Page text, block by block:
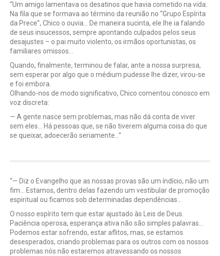
“Um amigo lamentava os desatinos que havia cometido na vida.
Na fila que se formava ao término da reunião no “Grupo Espírita
da Prece”, Chico o ouvia… De maneira sucinta, ele lhe ia falando
de seus insucessos, sempre apontando culpados pelos seus
desajustes – o pai muito violento, os irmãos oportunistas, os
familiares omissos…
Quando, finalmente, terminou de falar, ante a nossa surpresa,
sem esperar por algo que o médium pudesse lhe dizer, virou-se
e foi embora.
Olhando-nos de modo significativo, Chico comentou conosco em
voz discreta:
— A gente nasce sem problemas, mas não dá conta de viver
sem eles… Há pessoas que, se não tiverem alguma coisa do que
se queixar, adoecerão seriamente…”
“— Diz o Evangelho que as nossas provas são um índício, não um
fim… Estamos, dentro delas fazendo um vestibular de promoção
espiritual ou ficamos sob determinadas dependências…
O nosso espírito tem que estar ajustado às Leis de Deus.
Paciência operosa, esperança ativa não são simples palavras…
Podemos estar sofrendo, estar aflitos, mas, se estamos
desesperados, criando problemas para os outros com os nossos
problemas nós não estaremos atravessando os nossos